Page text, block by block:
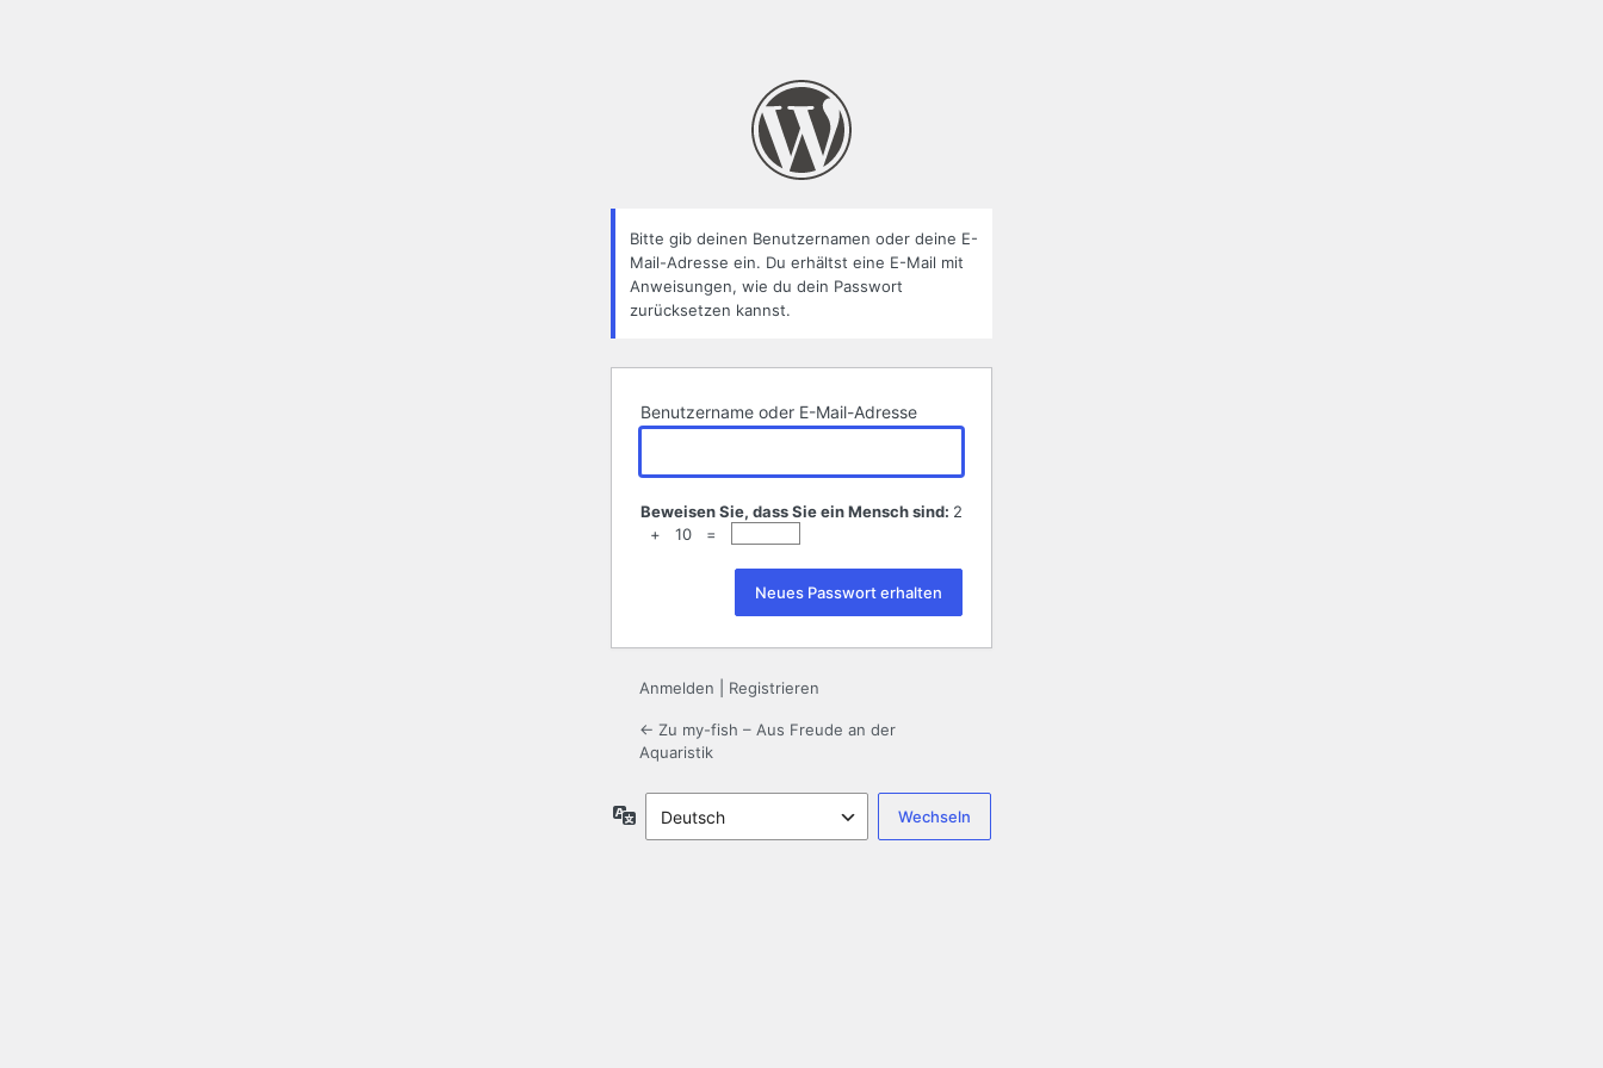
Bitte gib deinen Benutzernamen oder deine E-
Mail-Adresse ein. Du erhältst eine E-Mail mit
Anweisungen, wie du dein Passwort
zurücksetzen kannst.
Benutzername oder E-Mail-Adresse
Beweisen Sie, dass Sie ein Mensch sind: 2
+ 10 =
Anmelden Registrieren
← Zu my-fish – Aus Freude an der
Aquaristik
Sprache